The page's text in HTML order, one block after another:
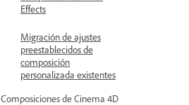
Effects
Migración de ajustes
preestablecidos de
composición
personalizada existentes
Composiciones de Cinema 4D